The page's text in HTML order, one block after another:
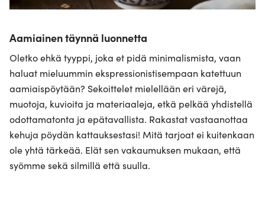
Aamiainen täynnä luonnetta
Oletko ehkä tyyppi, joka et pidä minimalismista, vaan
haluat mieluummin ekspressionistisempaan katettuun
aamiaispöytään? Sekoittelet mielellään eri värejä,
muotoja, kuvioita ja materiaaleja, etkä pelkää yhdistellä
odottamatonta ja epätavallista. Rakastat vastaanottaa
kehuja pöydän kattauksestasi! Mitä tarjoat ei kuitenkaan
ole yhtä tärkeää. Elät sen vakaumuksen mukaan, että
syömme sekä silmillä että suulla.